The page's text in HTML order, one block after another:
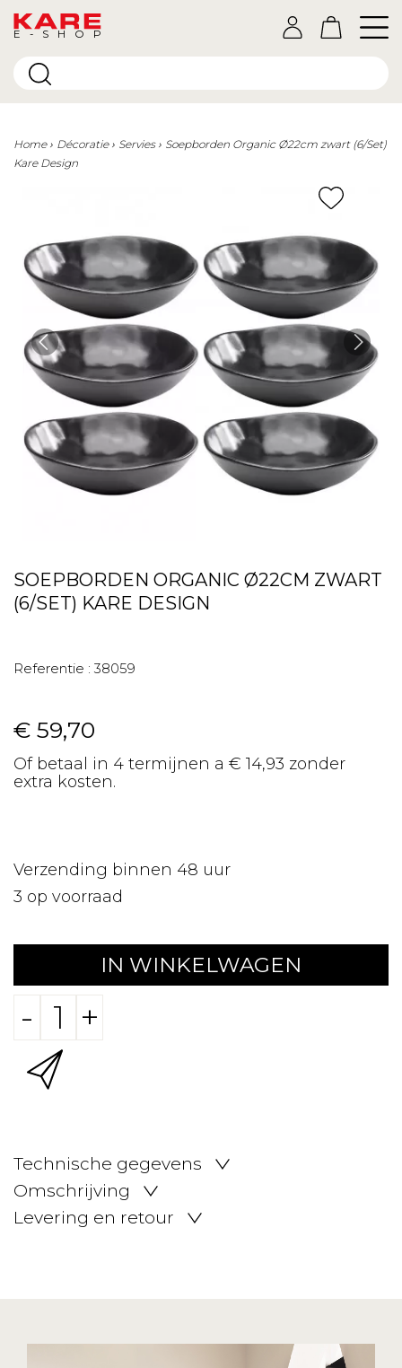
E-SHOP
Home Décoratie Servies
Soepborden Organic Ø22cm zwart (6/Set)
Kare Design
SOEPBORDEN ORGANIC Ø22CM ZWART
(6/SET) KARE DESIGN
Referentie : 38059
€ 59,70
Of betaal in 4 termijnen a € 14,93 zonder
extra kosten.
Verzending binnen 48 uur
3 op voorraad
IN WINKELWAGEN
- +
Technische gegevens
Omschrijving
Levering en retour